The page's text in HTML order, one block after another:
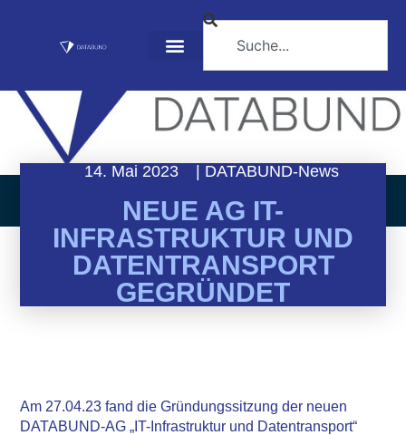
14. Mai 2023 DATABUND-News
NEUE AG IT-
INFRASTRUKTUR UND
DATENTRANSPORT
GEGRÜNDET
Am 27.04.23 fand die Gründungssitzung der neuen
DATABUND-AG „IT-Infrastruktur und Datentransport“